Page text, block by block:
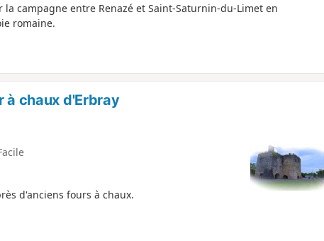
campagne entre Renazé et Saint-Saturnin-du-Limet en
romaine.
à chaux d'Erbray
d'anciens fours à chaux.